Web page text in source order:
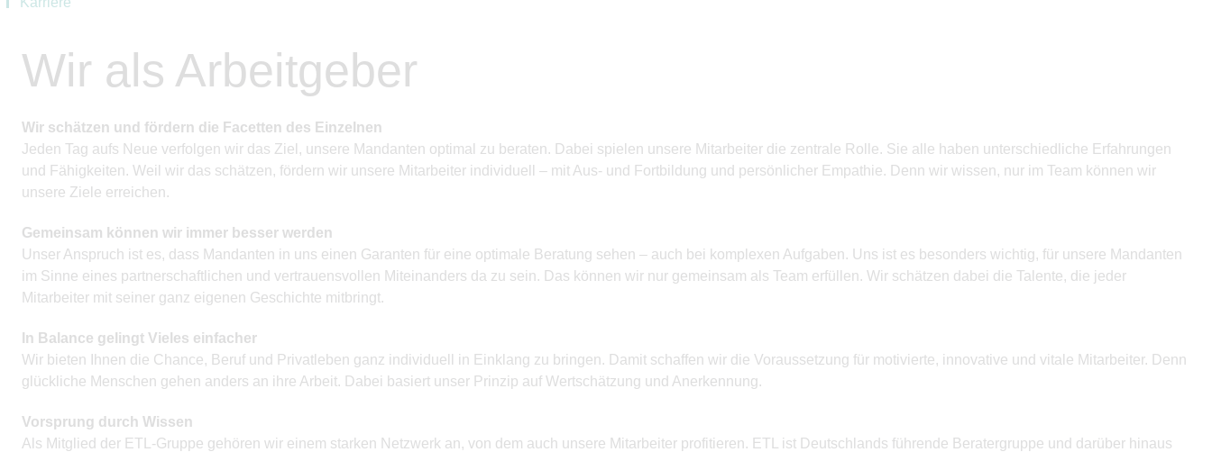
Wir als Arbeitgeber
Wir schätzen und fördern die Facetten des Einzelnen
Jeden Tag aufs Neue verfolgen wir das Ziel, unsere Mandanten optimal zu beraten. Dabei spielen unsere Mitarbeiter die zentrale Rolle. Sie alle haben unterschiedliche Erfahrungen
und Fähigkeiten. Weil wir das schätzen, fördern wir unsere Mitarbeiter individuell – mit Aus- und Fortbildung und persönlicher Empathie. Denn wir wissen, nur im Team können wir
unsere Ziele erreichen.
Gemeinsam können wir immer besser werden
Unser Anspruch ist es, dass Mandanten in uns einen Garanten für eine optimale Beratung sehen – auch bei komplexen Aufgaben. Uns ist es besonders wichtig, für unsere Mandanten
im Sinne eines partnerschaftlichen und vertrauensvollen Miteinanders da zu sein. Das können wir nur gemeinsam als Team erfüllen. Wir schätzen dabei die Talente, die jeder
Mitarbeiter mit seiner ganz eigenen Geschichte mitbringt.
In Balance gelingt Vieles einfacher
Wir bieten Ihnen die Chance, Beruf und Privatleben ganz individuell in Einklang zu bringen. Damit schaffen wir die Voraussetzung für motivierte, innovative und vitale Mitarbeiter. Denn
glückliche Menschen gehen anders an ihre Arbeit. Dabei basiert unser Prinzip auf Wertschätzung und Anerkennung.
Vorsprung durch Wissen
Als Mitglied der ETL-Gruppe gehören wir einem starken Netzwerk an, von dem auch unsere Mitarbeiter profitieren. ETL ist Deutschlands führende Beratergruppe und darüber hinaus